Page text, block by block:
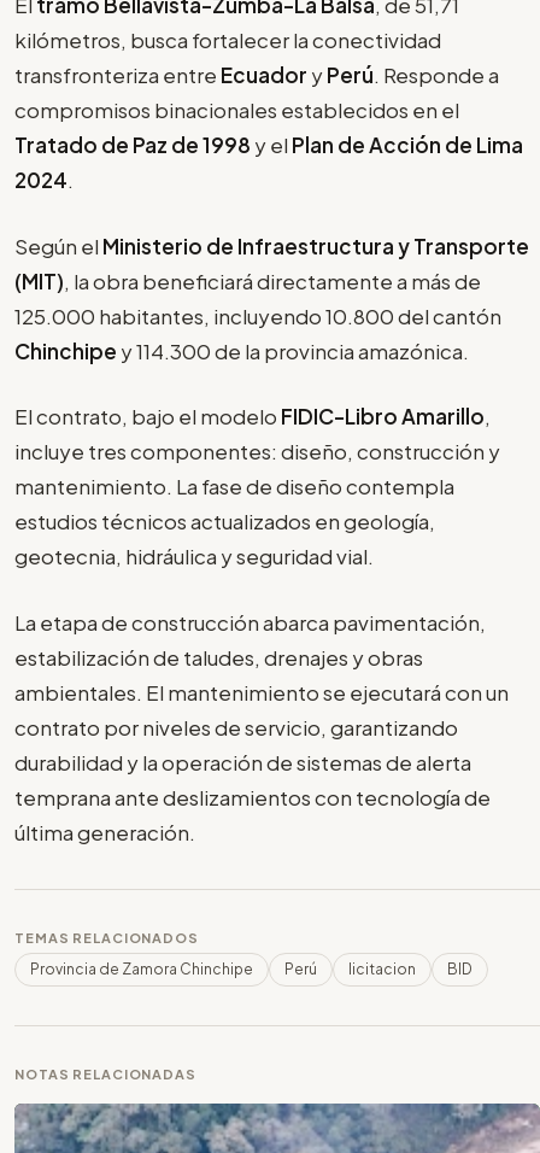
kilómetros, busca fortalecer la conectividad
transfronteriza entre Ecuador yPerú. Responde a
compromisos binacionales establecidos en el
Tratado de Paz de 1998 y el Plan de Acción de Lima
2024.
Según el Ministerio de Infraestructura y Transporte
(MIT), la obra beneficiará directamente a más de
125.000 habitantes, incluyendo 10.800 del cantón
Chinchipe y 114.300 de la provincia amazónica.
El contrato, bajo el modelo FIDIC-Libro Amarillo,
incluye tres componentes: diseño, construcción y
mantenimiento. La fase de diseño contempla
estudios técnicos actualizados en geología,
geotecnia, hidráulica y seguridad vial.
La etapa de construcción abarca pavimentación,
estabilización de taludes, drenajes y obras
ambientales. El mantenimiento se ejecutará con un
contrato por niveles de servicio, garantizando
durabilidad y la operación de sistemas de alerta
temprana ante deslizamientos con tecnología de
última generación.
TEMAS RELACIONADOS
Provincia de Zamora Chinchipe Perú licitacion BID
NOTAS RELACIONADAS